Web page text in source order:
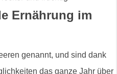
Ernährung im
genannt, und sind dank
das ganze Jahr über